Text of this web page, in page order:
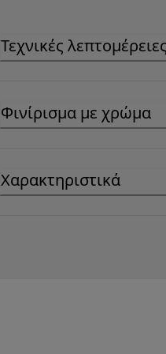
Τεχνικές
Φινίρισμα με χρώμα
Χαρακτηριστικά